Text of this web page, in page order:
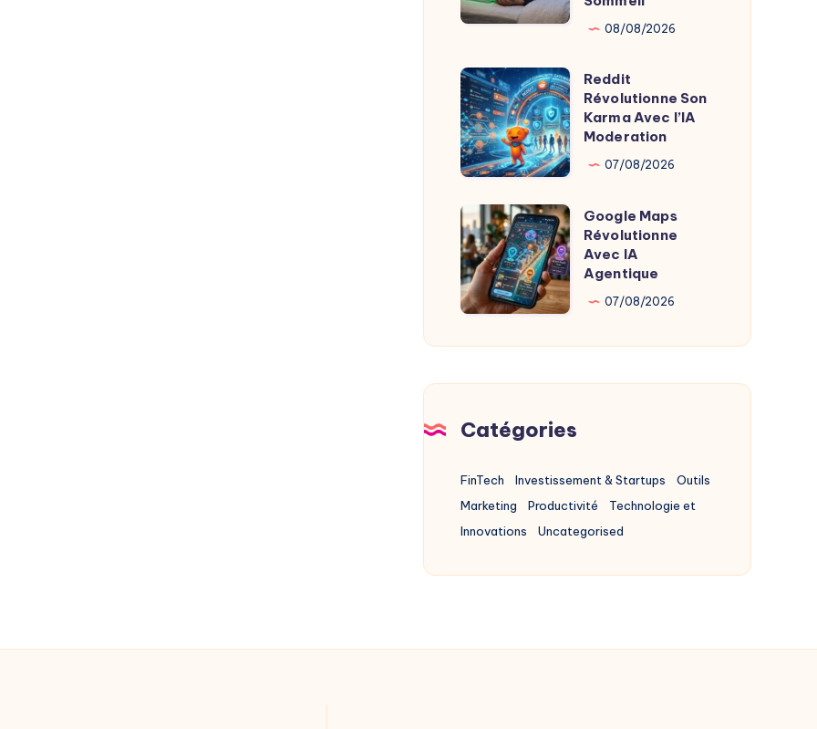
Innovent
Parleur
Oreiller
Révolutionne
le
Sommeil
08/08/2026
Reddit
Révolutionne
Son
Karma
Avec
l’IA
Moderation
Reddit
Révolutionne Son
Karma Avec l’IA
Moderation
07/08/2026
Google
Maps
Révolutionne
Avec
IA
Agentique
Google Maps
Révolutionne
Avec IA
Agentique
07/08/2026
Catégories
FinTech Investissement & Startups
Outils
Marketing
Productivité
Technologie et
Innovations
Uncategorised